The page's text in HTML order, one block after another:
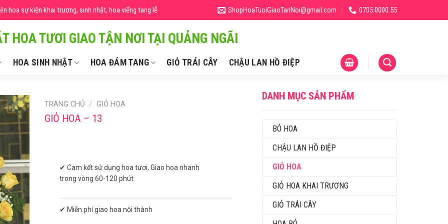
hoa sự kiện khai trương, sinh nhật, hoa viếng tang lễ ShopHoaTuoiGiaoTanNoi@gmail.com 0705.0000.55
HOA TƯƠI GIAO TẬN NƠI TẠI QUẢNG NGÃI
HOA SINH NHẬT HOA ĐÁM TANG GIỎ TRÁI CÂY CHẬU LAN HỒ ĐIỆP
DANH MỤC SẢN PHẨM
BÓ HOA
CHẬU LAN HỒ ĐIỆP
GIỎ HOA
GIỎ HOA KHAI TRƯƠNG
GIỎ TRÁI CÂY
TRANG CHỦ / GIỎ HOA
GIỎ HOA – 13
✔ Cam kết sử dụng hoa tươi, Giao hoa nhanh
trong vòng 60-120 phút
✔ Miễn phí giao hoa nội thành